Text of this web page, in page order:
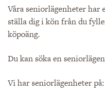
Våra seniorlägenheter har
ställa dig i kön från du
köpoäng.
Du kan söka en
Vi har seniorlägenheter på: